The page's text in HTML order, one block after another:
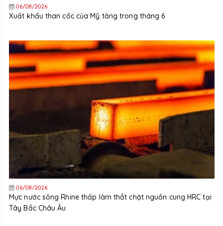
06/08/2026
Xuất khẩu than cốc của Mỹ tăng trong tháng 6
06/08/2026
Mực nước sông Rhine thấp làm thắt chặt nguồn cung HRC tại
Tây Bắc Châu Âu